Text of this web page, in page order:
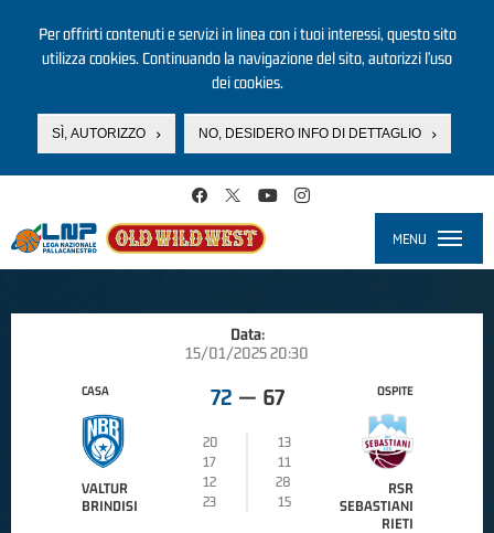
Per offrirti contenuti e servizi in linea con i tuoi interessi, questo sito
utilizza cookies. Continuando la navigazione del sito, autorizzi l’uso
dei cookies.
SÌ, AUTORIZZO NO, DESIDERO INFO DI DETTAGLIO
MENU
Data:
15/01/2025 20:30
CASA
VALTUR
BRINDISI
72 — 67
20
13
17
11
12
28
23
15
OSPITE
RSR
SEBASTIANI
RIETI